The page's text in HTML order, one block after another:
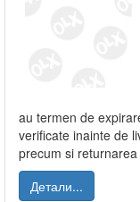
au termen de
verificate inainte de
precum si
Детали...